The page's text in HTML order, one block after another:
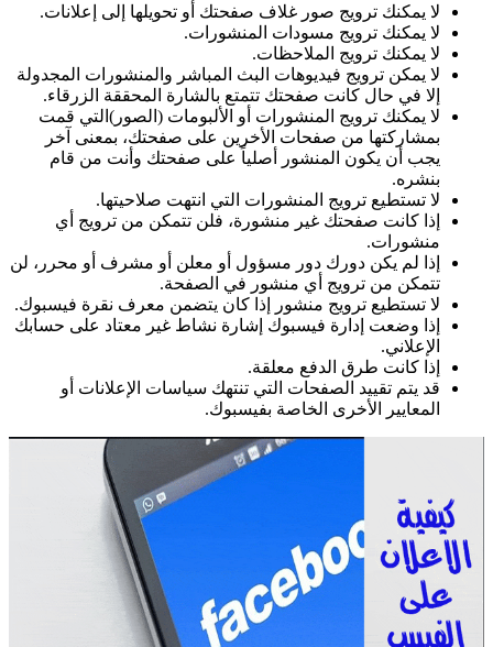
لا يمكنك ترويج صور غلاف صفحتك أو تحويلها إلى إعلانات.
لا يمكنك ترويج مسودات المنشورات.
لا يمكنك ترويج الملاحظات.
لا يمكن ترويج فيديوهات البث المباشر والمنشورات المجدولة
إلا في حال كانت صفحتك تتمتع بالشارة المحققة الزرقاء.
لا يمكنك ترويج المنشورات أو الألبومات (الصور)التي قمت
بمشاركتها من صفحات الأخرين على صفحتك، بمعنى آخر
يجب أن يكون المنشور أصلياً على صفحتك وأنت من قام
بنشره.
لا تستطيع ترويج المنشورات التي انتهت صلاحيتها.
إذا كانت صفحتك غير منشورة، فلن تتمكن من ترويج أي
منشورات.
إذا لم يكن دورك دور مسؤول أو معلن أو مشرف أو محرر، لن
تتمكن من ترويج أي منشور في الصفحة.
لا تستطيع ترويج منشور إذا كان يتضمن معرف نقرة فيسبوك.
إذا وضعت إدارة فيسبوك إشارة نشاط غير معتاد على حسابك
الإعلاني.
إذا كانت طرق الدفع معلقة.
قد يتم تقييد الصفحات التي تنتهك سياسات الإعلانات أو
المعايير الأخرى الخاصة بفيسبوك.